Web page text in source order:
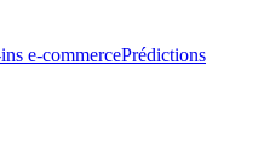
e-commercePrédictions